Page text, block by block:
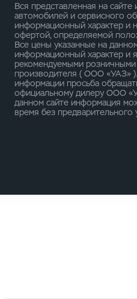
Вся представленная на
автомобилей и сервисного
информационный характер и
офертой, определяемой
Все цены указанные на
информационный характер и
рекомендуемыми
производителя ( ООО «УАЗ»
информации просьба
официальному дилеру ООО
данном сайте информация
время без предварительного